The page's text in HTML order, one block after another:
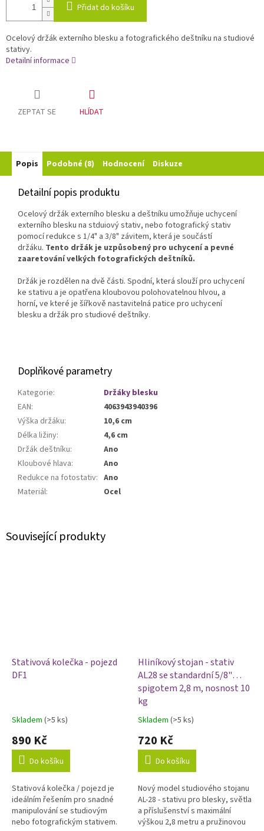
Přidat do košíku
Ocelový držák externího blesku a fotografického deštníku na studiové
stativy.
Detailní informace
ZEPTAT SE HLÍDAT
Související produkty
Stativová kolečka - pojezd
DF1
Průměrné
hodnocení
produktu
5,0
5
hvězdiček.
Skladem (>5 ks)
890 Kč
Do košíku
Stativová kolečka / pojezd je
ideálním řešením pro snadné
manipulování se studiovým
nebo fotografickým stativem.
Hliníkový stojan - stativ
AL28 se standardní 5/8"
spigotem 2,8 m, nosnost 10
kg
Průměrné
hodnocení
produktu
5,0
5
hvězdiček.
Skladem (>5 ks)
720 Kč
Do košíku
Nový model studiového stojanu
AL-28 - stativu pro blesky, světla
a příslušenství s maximální
výškou 2,8 metru a pružinovou
Popis Podobné (8) Hodnocení Diskuze
Detailní popis produktu
Ocelový držák externího blesku a deštníku umožňuje uchycení
externího blesku na stduiový stativ, nebo fotografický stativ
pomocí redukce s 1/4" a 3/8" závitem, která je součástí
držáku. Tento držák je uzpůsobený pro uchycení a pevné
zaaretování velkých fotografických deštníků.
Držák je rozdělen na dvě části. Spodní, která slouží pro uchycení
ke stativu a je opatřena kloubovou polohovatelnou hlvou, a
horní, ve které je šířkově nastavitelná patice pro uchycení
blesku a držák pro studiové deštníky.
Doplňkové parametry
Kategorie:
Držáky blesku
EAN:
4063943940396
Výška držáku:
10,6 cm
Délka ližiny:
4,6 cm
Držák deštníku:
Ano
Kloubové hlava:
Ano
Redukce na fotostativ: Ano
Materiál: Ocel